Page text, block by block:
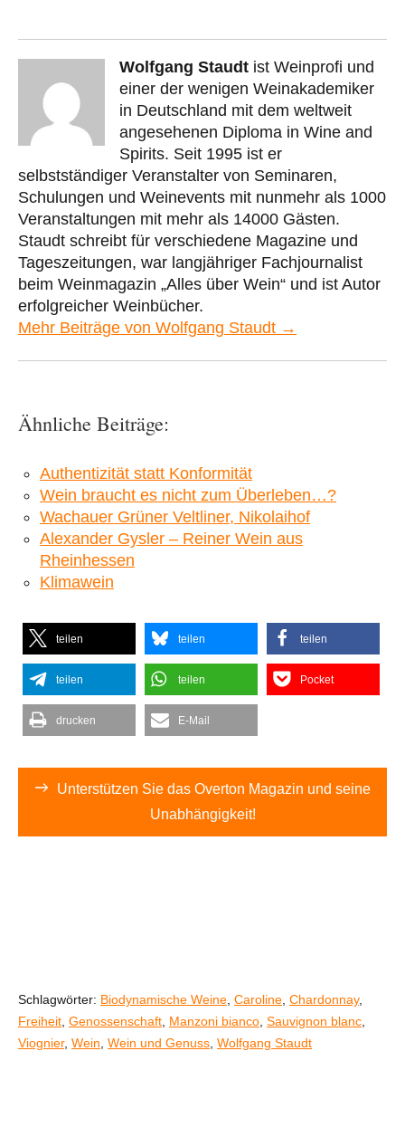
Wolfgang Staudt ist Weinprofi und
einer der wenigen Weinakademiker
in Deutschland mit dem weltweit
angesehenen Diploma in Wine and
Spirits. Seit 1995 ist er
selbstständiger Veranstalter von Seminaren,
Schulungen und Weinevents mit nunmehr als 1000
Veranstaltungen mit mehr als 14000 Gästen.
Staudt schreibt für verschiedene Magazine und
Tageszeitungen, war langjähriger Fachjournalist
beim Weinmagazin „Alles über Wein“ und ist Autor
erfolgreicher Weinbücher.
Mehr Beiträge von Wolfgang Staudt →
Ähnliche Beiträge:
Authentizität statt Konformität
Wein braucht es nicht zum Überleben…?
Wachauer Grüner Veltliner, Nikolaihof
Alexander Gysler – Reiner Wein aus
Rheinhessen
Klimawein
teilen teilen teilen
teilen teilen Pocket
drucken E-Mail
Unterstützen Sie das Overton Magazin und seine
Unabhängigkeit!
Schlagwörter: Biodynamische Weine Caroline Chardonnay,
Freiheit Genossenschaft Manzoni bianco Sauvignon blanc
Viognier, Wein Wein und Genuss Wolfgang Staudt